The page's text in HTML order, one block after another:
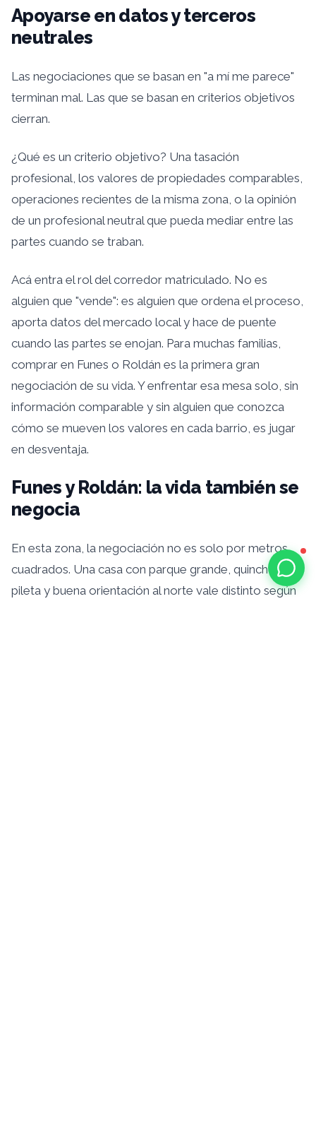
Apoyarse en datos y terceros
neutrales
Las negociaciones que se basan en "a mí me parece"
terminan mal. Las que se basan en criterios objetivos
cierran.
¿Qué es un criterio objetivo? Una tasación
profesional, los valores de propiedades comparables,
operaciones recientes de la misma zona, o la opinión
de un profesional neutral que pueda mediar entre las
partes cuando se traban.
Acá entra el rol del corredor matriculado. No es
alguien que "vende": es alguien que ordena el proceso,
aporta datos del mercado local y hace de puente
cuando las partes se enojan. Para muchas familias,
comprar en Funes o Roldán es la primera gran
negociación de su vida. Y enfrentar esa mesa solo, sin
información comparable y sin alguien que conozca
cómo se mueven los valores en cada barrio, es jugar
en desventaja.
Funes y Roldán: la vida también se
negocia
En esta zona, la negociación no es solo por metros
cuadrados. Una casa con parque grande, quincho,
pileta y buena orientación al norte vale distinto según